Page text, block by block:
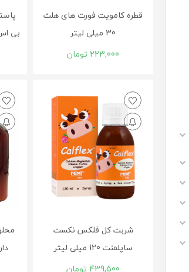
قطره کامویت فورت ‌های هلث
30 میلی لیتر
223,000 تومان
بی اس
شربت کل فلکس نکست
ساپلمنت 120 میلی لیتر
439,500 تومان
دارو